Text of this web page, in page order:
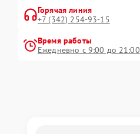
Горячая линия
+7 (342) 254-93-15
Время работы
Ежедневно с 9:00 до 21:00